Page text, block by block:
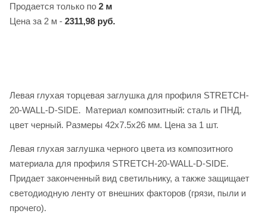
Продается только по 2 м
Цена за 2 м - 2311,98 руб.
Левая глухая торцевая заглушка для профиля STRETCH-
20-WALL-D-SIDE. Материал композитный: сталь и ПНД,
цвет черный. Размеры 42x7.5x26 мм. Цена за 1 шт.
Левая глухая заглушка черного цвета из композитного
материала для профиля STRETCH-20-WALL-D-SIDE.
Придает законченный вид светильнику, а также защищает
светодиодную ленту от внешних факторов (грязи, пыли и
прочего).